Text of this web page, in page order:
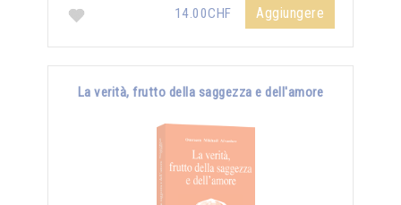
14.00CHF
Aggiungere
La verità, frutto della saggezza e dell'amore